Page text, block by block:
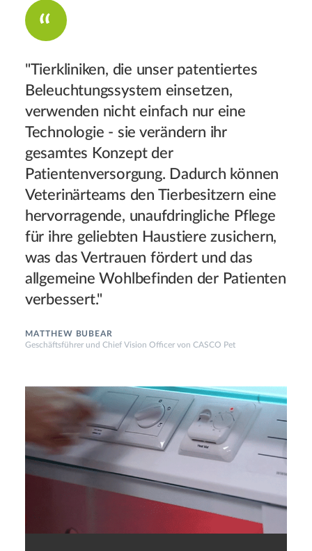
"Tierkliniken, die unser patentiertes
Beleuchtungssystem einsetzen,
verwenden nicht einfach nur eine
Technologie - sie verändern ihr
gesamtes Konzept der
Patientenversorgung. Dadurch können
Veterinärteams den Tierbesitzern eine
hervorragende, unaufdringliche Pflege
für ihre geliebten Haustiere zusichern,
was das Vertrauen fördert und das
allgemeine Wohlbefinden der Patienten
verbessert."
MATTHEW BUBEAR
Geschäftsführer und Chief Vision Officer von CASCO Pet